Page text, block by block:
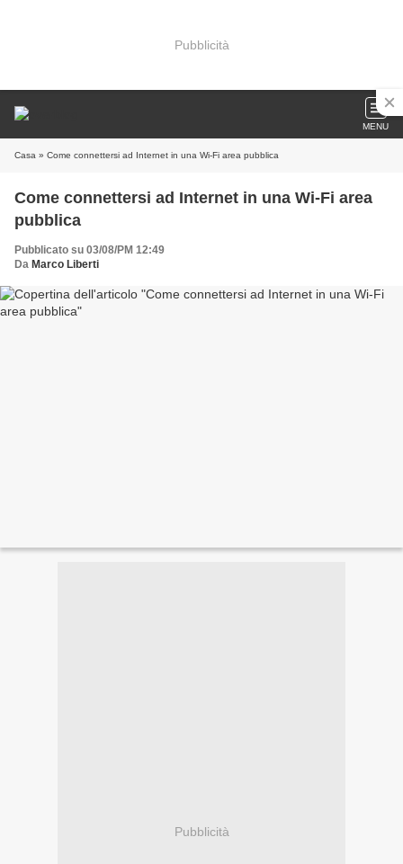
Pubblicità
MENU
Casa » Come connettersi ad Internet in una Wi-Fi area pubblica
Come connettersi ad Internet in una Wi-Fi area
pubblica
Pubblicato su 03/08/PM 12:49
Da Marco Liberti
Pubblicità